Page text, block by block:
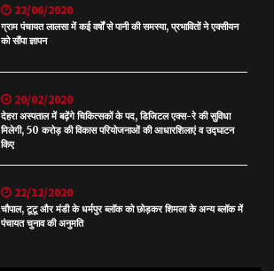
22/06/2020
ग्राम पंचायत लालसा में कई वर्षों से पानी की समस्या, प्रभावितों ने एक्सीयन
को सौंपा ज्ञापन
20/02/2020
देहरा अस्पताल में बढ़ेंगे चिकित्सकों के पद, डिजिटल एक्स-रे की सुविधा
मिलेगी, 50 करोड़ की विकास परियोजनाओं की आधारशिलाएं व उद्घाटन
किए
22/12/2020
चौपाल, टूटू और मंडी के धर्मपुर ब्लॉक को छोड़कर शिमला के अन्य ब्लॉक में
पंचायत चुनाव की अनुमति